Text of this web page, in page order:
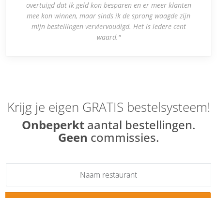
overtuigd dat ik geld kon besparen en er meer klanten
mee kon winnen, maar sinds ik de sprong waagde zijn
mijn bestellingen verviervoudigd. Het is iedere cent
waard."
Krijg je eigen GRATIS bestelsysteem!
Onbeperkt aantal bestellingen.
Geen commissies.